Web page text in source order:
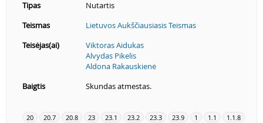
Tipas
Nutartis
Teismas
Lietuvos Aukščiausiasis Teismas
Teisėjas(ai)
Viktoras Aidukas
Alvydas Pikelis
Aldona Rakauskienė
Baigtis
Skundas atmestas.
20 20.7 20.8 23 23.1 23.2 23.3 23.9 1 1.1
1.1.8